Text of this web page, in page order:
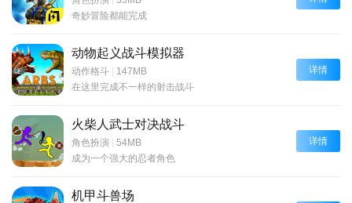
奇妙冒险都能完成
动物起义战斗模拟器
动作格斗 | 147MB
在这里完成不一样的射击战斗
详情
火柴人武士对决战斗
角色扮演 | 54MB
成为一个强大的忍者角色
详情
机甲斗兽场